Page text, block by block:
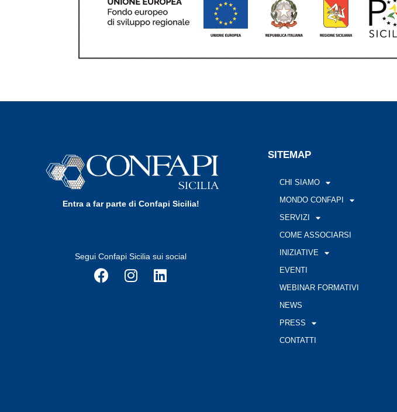
Entra a far parte di Confapi Sicilia!
Segui Confapi Sicilia sui social
SITEMAP
CHI SIAMO
MONDO CONFAPI
SERVIZI
COME ASSOCIARSI
INIZIATIVE
EVENTI
WEBINAR FORMATIVI
NEWS
PRESS
CONTATTI